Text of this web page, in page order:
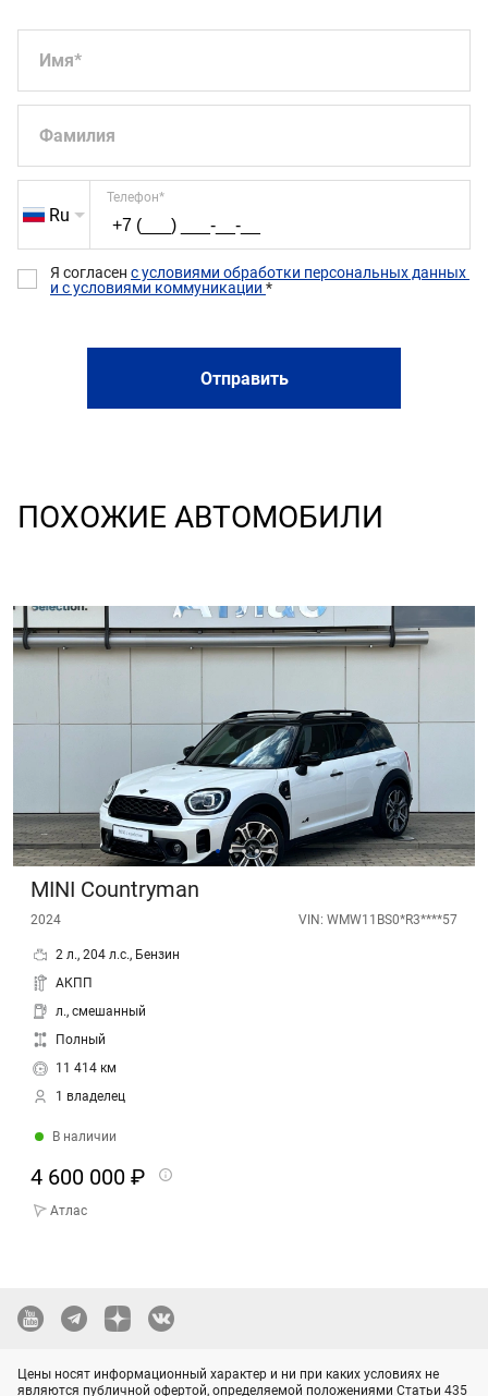
Имя*
Фамилия
Ru
Телефон*
Я согласен с условиями обработки персональных данных
и с условиями коммуникации *
Отправить
ПОХОЖИЕ АВТОМОБИЛИ
MINI Countryman
2024 VIN: WMW11BS0*R3****57
2 л., 204 л.с., Бензин
АКПП
л., смешанный
Полный
11 414 км
1 владелец
В наличии
4 600 000 ₽
Атлас
Цены носят информационный характер и ни при каких условиях не
являются публичной офертой, определяемой положениями Статьи 435